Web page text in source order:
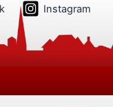
Instagram